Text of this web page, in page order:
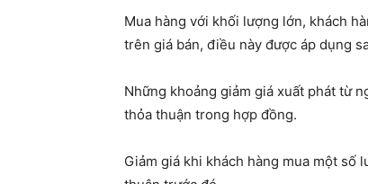
Mua hàng với khối lượng lớn, khách
trên giá bán, điều này được áp dụng
Những khoảng giảm giá xuất phát từ
thỏa thuận trong hợp đồng.
Giảm giá khi khách hàng mua một